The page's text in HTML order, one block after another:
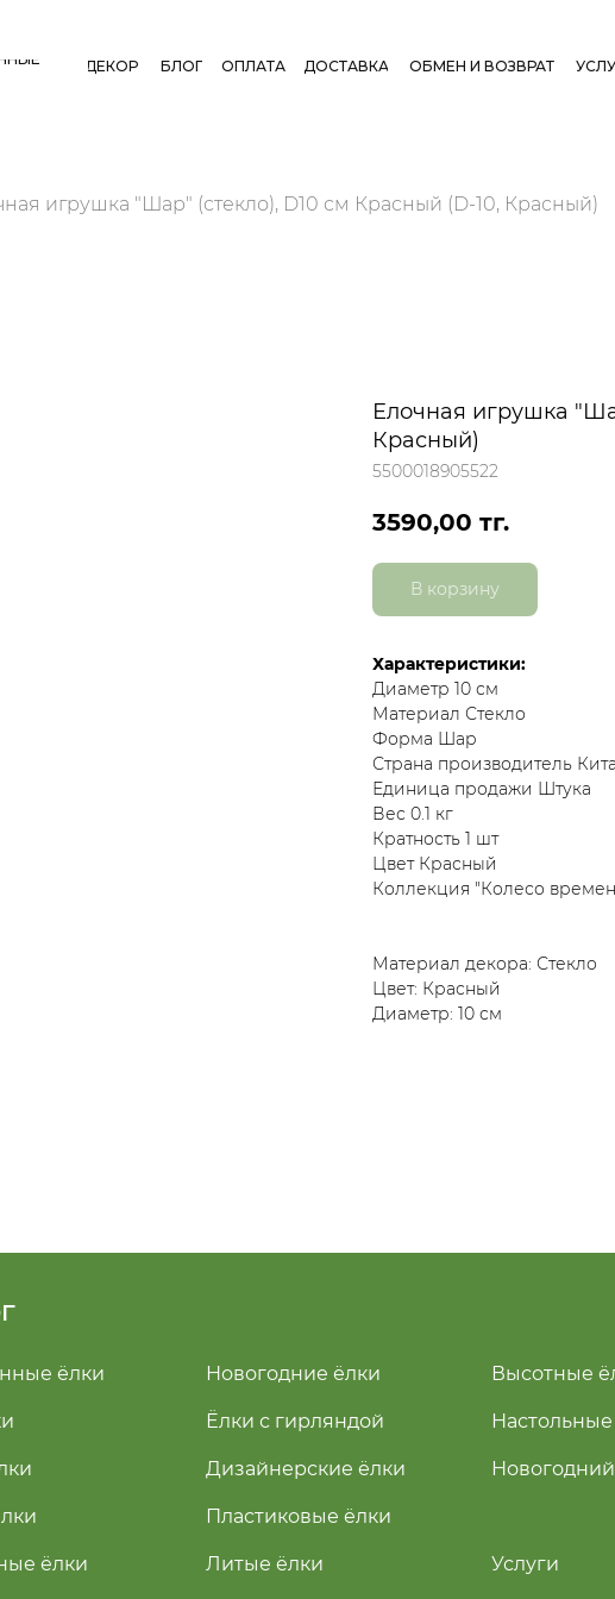
ОБМЕН И ВОЗВРАТ
ДОСТАВКА
ОПЛАТА
БЛОГ
ДЕКОР
игрушка "Шар" (стекло), D10 см Красный (D-10, Красный)
Елочная игрушка
Красный)
5500018905522
3590,00 тг.
В корзину
Характеристики:
Диаметр 10 см
Материал Стекло
Форма Шар
Страна производитель
Единица продажи Штука
Вес 0.1 кг
Кратность 1 шт
Цвет Красный
Коллекция "Колесо
Материал декора: Стекло
Цвет: Красный
Диаметр: 10 см
ёлки
ёлки
Новогодние ёлки
Ёлки с гирляндой
Дизайнерские ёлки
Пластиковые ёлки
Литые ёлки
Высотные
Услуги